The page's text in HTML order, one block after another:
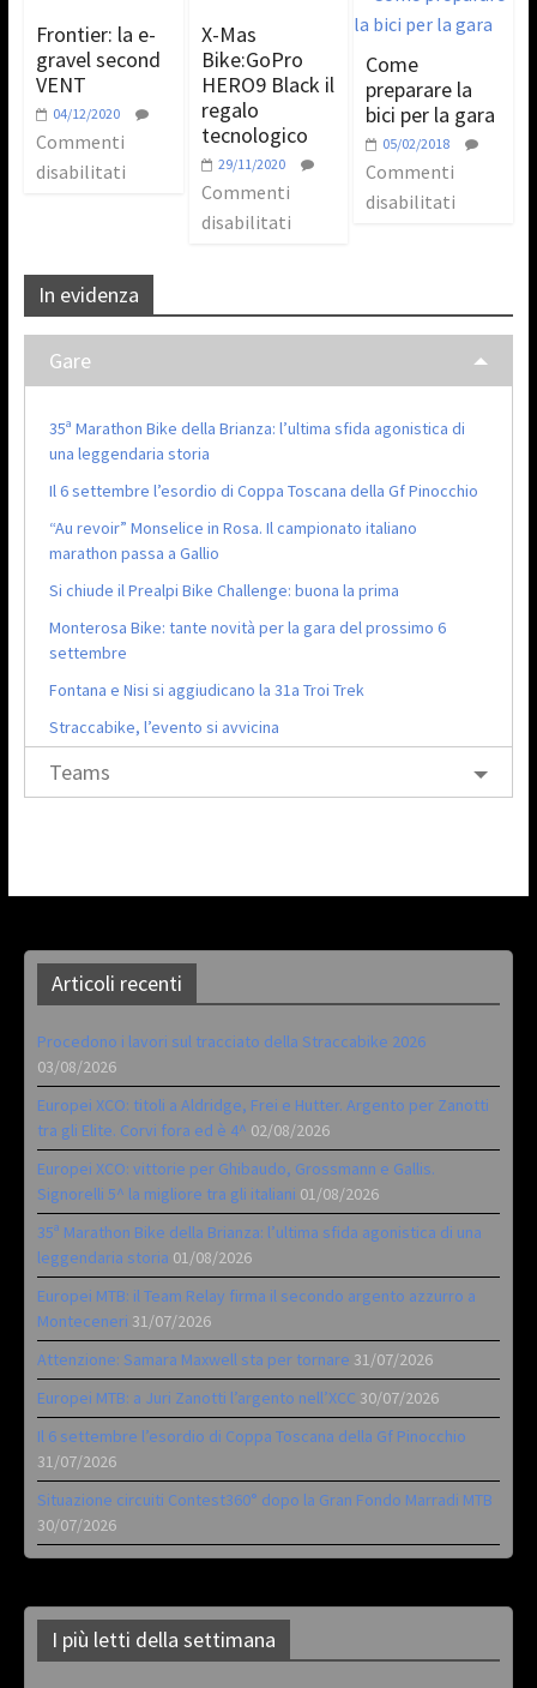
Frontier: la e-
gravel second
VENT
04/12/2020
Commenti
disabilitati
X-Mas
Bike:GoPro
HERO9 Black il
regalo
tecnologico
29/11/2020
Commenti
disabilitati
Come
preparare la
bici per la gara
05/02/2018
Commenti
disabilitati
In evidenza
Gare
35ª Marathon Bike della Brianza: l’ultima sfida agonistica di
una leggendaria storia
Il 6 settembre l’esordio di Coppa Toscana della Gf Pinocchio
“Au revoir” Monselice in Rosa. Il campionato italiano
marathon passa a Gallio
Si chiude il Prealpi Bike Challenge: buona la prima
Monterosa Bike: tante novità per la gara del prossimo 6
settembre
Fontana e Nisi si aggiudicano la 31a Troi Trek
Straccabike, l’evento si avvicina
Teams
Articoli recenti
Procedono i lavori sul tracciato della Straccabike 2026
03/08/2026
Europei XCO: titoli a Aldridge, Frei e Hutter. Argento per Zanotti
tra gli Elite. Corvi fora ed è 4^ 02/08/2026
Europei XCO: vittorie per Ghibaudo, Grossmann e Gallis.
Signorelli 5^ la migliore tra gli italiani 01/08/2026
35ª Marathon Bike della Brianza: l’ultima sfida agonistica di una
leggendaria storia 01/08/2026
Europei MTB: il Team Relay firma il secondo argento azzurro a
Monteceneri 31/07/2026
Attenzione: Samara Maxwell sta per tornare 31/07/2026
Europei MTB: a Juri Zanotti l’argento nell’XCC 30/07/2026
Il 6 settembre l’esordio di Coppa Toscana della Gf Pinocchio
31/07/2026
Situazione circuiti Contest360° dopo la Gran Fondo Marradi MTB
30/07/2026
I più letti della settimana